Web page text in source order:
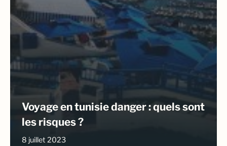
Voyage en tunisie danger : quels sont
les risques ?
8 juillet 2023